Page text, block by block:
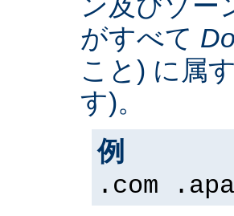
がすべて
こと) に属
す)。
例
.com